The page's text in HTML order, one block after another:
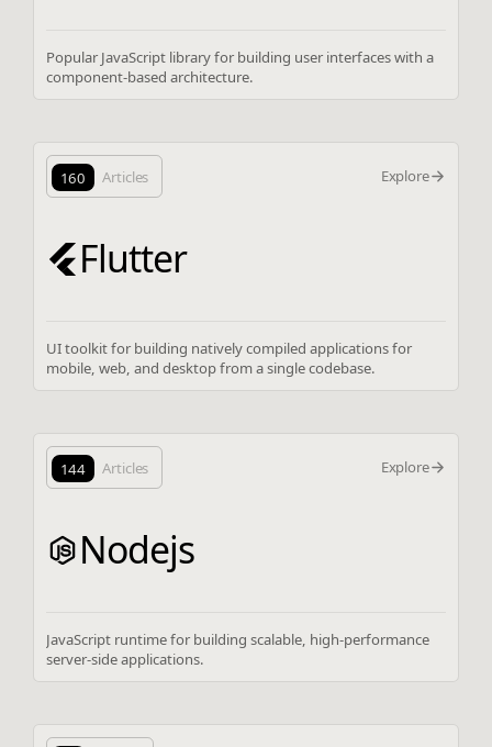
Popular JavaScript library for building user interfaces with a
component-based architecture.
160 Articles Explore
Flutter
UI toolkit for building natively compiled applications for
mobile, web, and desktop from a single codebase.
144 Articles Explore
Nodejs
JavaScript runtime for building scalable, high-performance
server-side applications.